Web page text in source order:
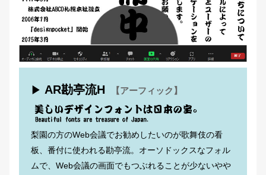
▶ AR勘亭流H 【アーフィック】
梨園の方のWeb会議でお勧めしたいのが歌舞伎の看
板、番付に使われる勘亭流。オーソドックスなフォル
ムで、Web会議の画面でもつぶれることが少ないやや